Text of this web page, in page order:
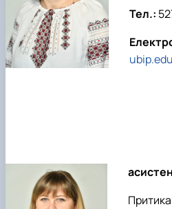
клуб»
Науковий гурток
міжособистісної та
Науковий гурток
України»
Тел.: